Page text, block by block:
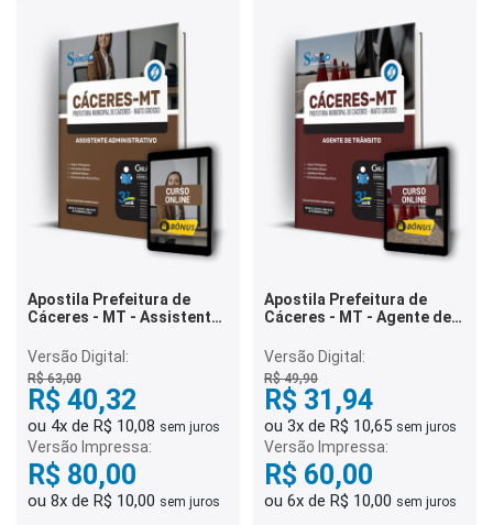
Apostila Prefeitura de
Cáceres - MT - Assistente
Versão Digital:
R$ 63,00
R$ 40,32
ou 4x de R$ 10,08 sem juros
Versão Impressa:
R$ 80,00
ou 8x de R$ 10,00 sem juros
Apostila Prefeitura de
Cáceres - MT - Agente de
Versão Digital:
R$ 49,90
R$ 31,94
ou 3x de R$ 10,65 sem juros
Versão Impressa:
R$ 60,00
ou 6x de R$ 10,00 sem juros